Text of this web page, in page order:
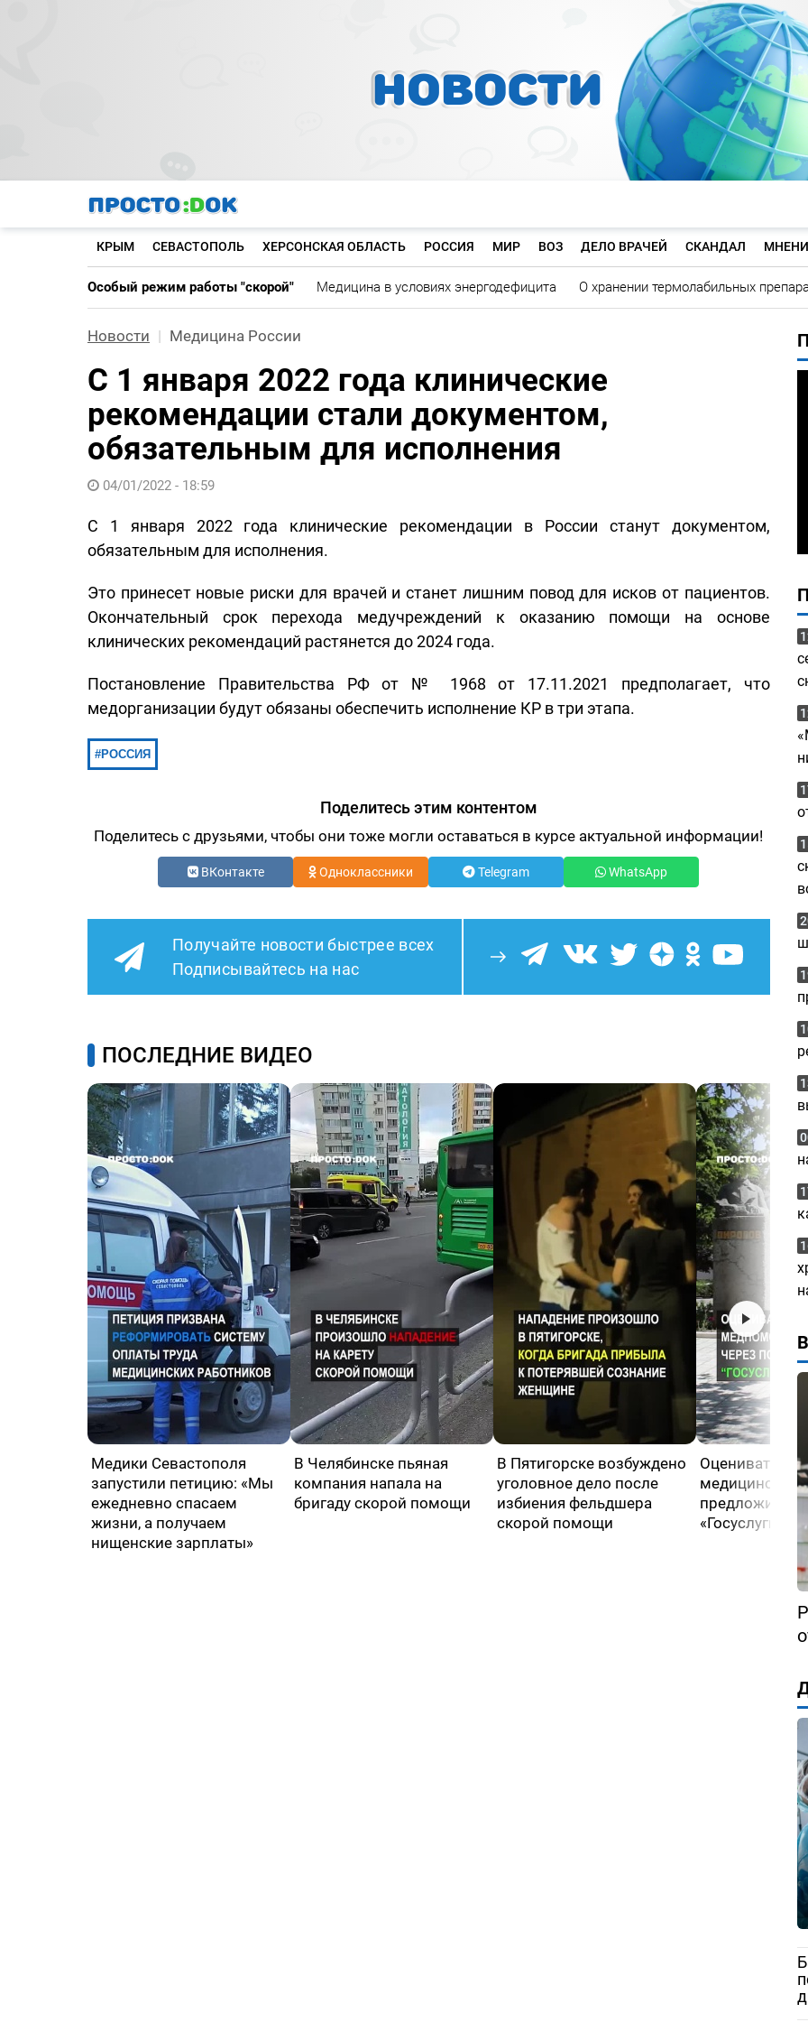
КРЫМ СЕВАСТОПОЛЬ ХЕРСОНСКАЯ ОБЛАСТЬ РОССИЯ МИР ВОЗ ДЕЛО ВРАЧЕЙ СКАНДАЛ
Особый режим работы "скорой" Медицина в условиях энергодефицита О хранении термолабильных
Новости Медицина России
С 1 января 2022 года клинические
рекомендации стали документом,
обязательным для исполнения
04/01/2022 - 18:59
С 1 января 2022 года клинические рекомендации в России станут документом,
обязательным для исполнения.
Это принесет новые риски для врачей и станет лишним повод для исков от пациентов.
Окончательный срок перехода медучреждений к оказанию помощи на основе
клинических рекомендаций растянется до 2024 года.
Постановление Правительства РФ от № 1968 от 17.11.2021 предполагает, что
медорганизации будут обязаны обеспечить исполнение КР в три этапа.
РОССИЯ
Поделитесь этим контентом
Поделитесь с друзьями, чтобы они тоже могли оставаться в курсе актуальной информации!
ВКонтакте Одноклассники Telegram WhatsApp
Получайте новости быстрее всех
Подписывайтесь на нас
ПОСЛЕДНИЕ ВИДЕО
Медики Севастополя
запустили петицию: «Мы
ежедневно спасаем
жизни, а получаем
нищенские зарплаты»
В Челябинске пьяная
компания напала на
бригаду скорой помощи
В Пятигорске возбуждено
уголовное дело после
избиения фельдшера
скорой помощи
Оценивать
медицинской
предложили
«Госуслуги»